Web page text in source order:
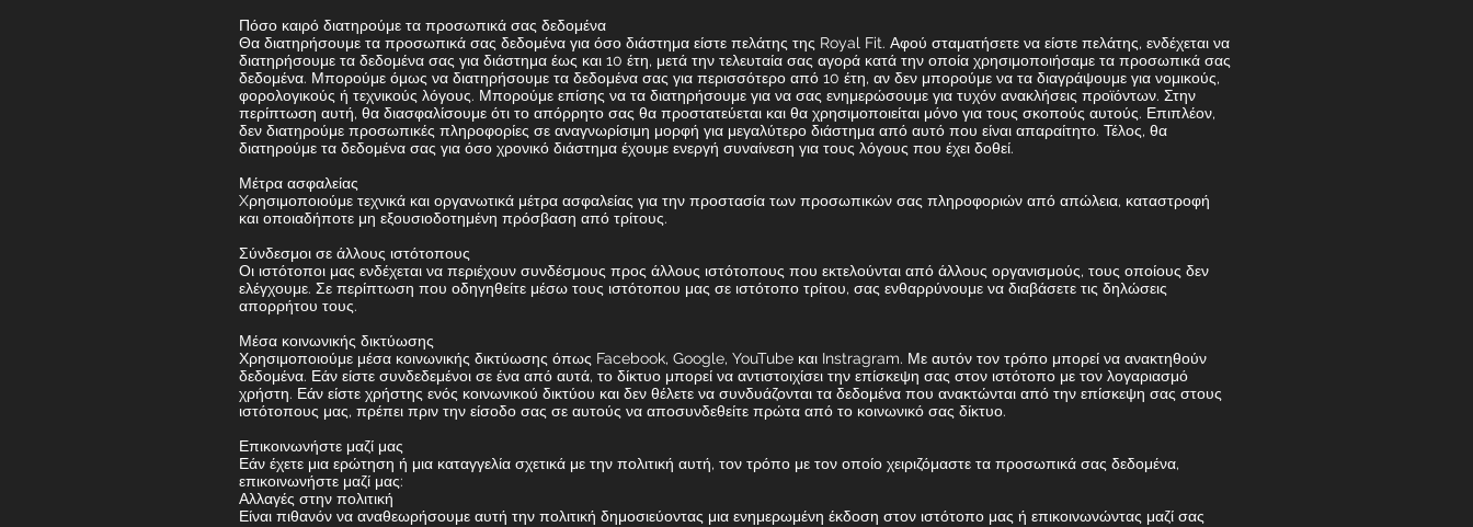
Πόσο καιρό διατηρούμε τα προσωπικά σας δεδομένα
Θα διατηρήσουμε τα προσωπικά σας δεδομένα για όσο διάστημα είστε πελάτης της Royal Fit. Αφού σταματήσετε να είστε πελάτης, ενδέχεται να
διατηρήσουμε τα δεδομένα σας για διάστημα έως και 10 έτη, μετά την τελευταία σας αγορά κατά την οποία χρησιμοποιήσαμε τα προσωπικά σας
δεδομένα. Μπορούμε όμως να διατηρήσουμε τα δεδομένα σας για περισσότερο από 10 έτη, αν δεν μπορούμε να τα διαγράψουμε για νομικούς,
φορολογικούς ή τεχνικούς λόγους. Μπορούμε επίσης να τα διατηρήσουμε για να σας ενημερώσουμε για τυχόν ανακλήσεις προϊόντων. Στην
περίπτωση αυτή, θα διασφαλίσουμε ότι το απόρρητο σας θα προστατεύεται και θα χρησιμοποιείται μόνο για τους σκοπούς αυτούς. Επιπλέον,
δεν διατηρούμε προσωπικές πληροφορίες σε αναγνωρίσιμη μορφή για μεγαλύτερο διάστημα από αυτό που είναι απαραίτητο. Τέλος, θα
διατηρούμε τα δεδομένα σας για όσο χρονικό διάστημα έχουμε ενεργή συναίνεση για τους λόγους που έχει δοθεί.
Μέτρα ασφαλείας
Xρησιμοποιούμε τεχνικά και οργανωτικά μέτρα ασφαλείας για την προστασία των προσωπικών σας πληροφοριών από απώλεια, καταστροφή
και οποιαδήποτε μη εξουσιοδοτημένη πρόσβαση από τρίτους.
Σύνδεσμοι σε άλλους ιστότοπους
Οι ιστότοποι μας ενδέχεται να περιέχουν συνδέσμους προς άλλους ιστότοπους που εκτελούνται από άλλους οργανισμούς, τους οποίους δεν
ελέγχουμε. Σε περίπτωση που οδηγηθείτε μέσω τους ιστότοπου μας σε ιστότοπο τρίτου, σας ενθαρρύνουμε να διαβάσετε τις δηλώσεις
απορρήτου τους.
Μέσα κοινωνικής δικτύωσης
Χρησιμοποιούμε μέσα κοινωνικής δικτύωσης όπως Facebook, Google, YouTube και Instragram. Με αυτόν τον τρόπο μπορεί να ανακτηθούν
δεδομένα. Εάν είστε συνδεδεμένοι σε ένα από αυτά, το δίκτυο μπορεί να αντιστοιχίσει την επίσκεψη σας στον ιστότοπο με τον λογαριασμό
χρήστη. Εάν είστε χρήστης ενός κοινωνικού δικτύου και δεν θέλετε να συνδυάζονται τα δεδομένα που ανακτώνται από την επίσκεψη σας στους
ιστότοπους μας, πρέπει πριν την είσοδο σας σε αυτούς να αποσυνδεθείτε πρώτα από το κοινωνικό σας δίκτυο.
Επικοινωνήστε μαζί μας
Εάν έχετε μια ερώτηση ή μια καταγγελία σχετικά με την πολιτική αυτή, τον τρόπο με τον οποίο χειριζόμαστε τα προσωπικά σας δεδομένα,
επικοινωνήστε μαζί μας:
Αλλαγές στην πολιτική
Είναι πιθανόν να αναθεωρήσουμε αυτή την πολιτική δημοσιεύοντας μια ενημερωμένη έκδοση στον ιστότοπο μας ή επικοινωνώντας μαζί σας